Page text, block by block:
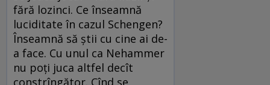
fără lozinci. Ce înseamnă
luciditate în cazul Schengen?
Înseamnă să știi cu cine ai de-
a face. Cu unul ca Nehammer
nu poți juca altfel decît
constrîngător. Cînd se